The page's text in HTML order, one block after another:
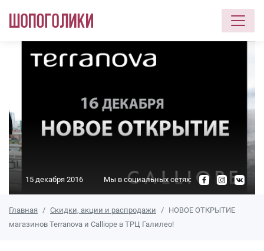
15 декабря 2016 Мы в социальных сетях:
Главная Скидки, акции и распродажи
НОВОЕ ОТКРЫТИЕ
магазинов Terranova и Calliope в ТРЦ Галилео!